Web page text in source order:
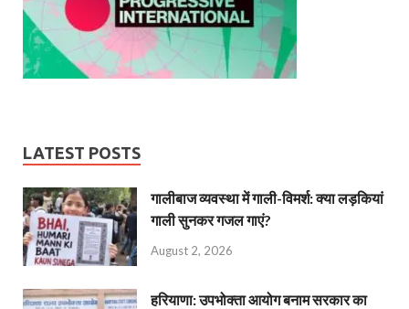
LATEST POSTS
गालीबाज व्‍यवस्‍था में गाली-विमर्श: क्या लड़कियां
गाली सुनकर गजल गाएं?
August 2, 2026
हरियाणा: उपभोक्ता आयोग बनाम सरकार का